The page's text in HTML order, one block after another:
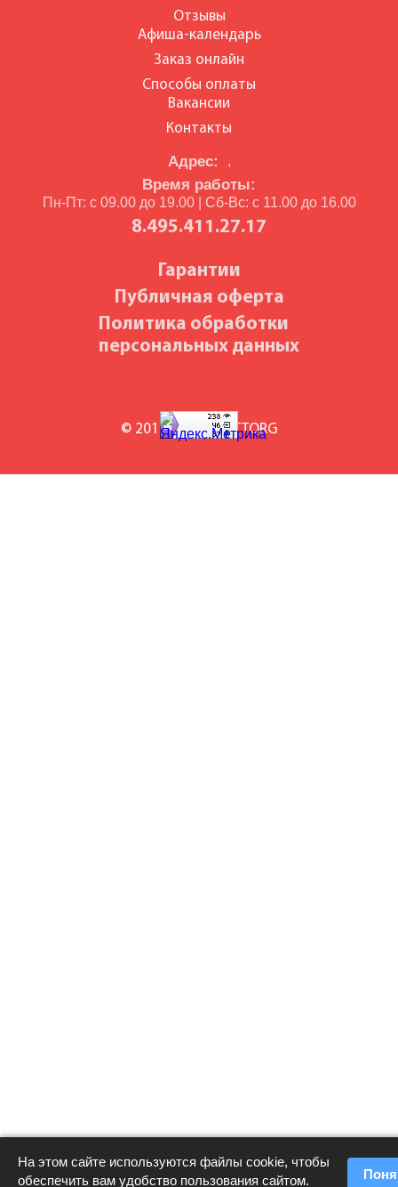
Адрес: ,
Время работы:
Пн-Пт: с 09.00 до 19.00 | Сб-Вс: с 11.00 до 16.00
8.495.411.27.17
Гарантии
Публичная оферта
Политика обработки
персональных данных
Отзывы
Афиша-календарь
Заказ онлайн
Способы оплаты
Вакансии
Контакты
© 2010-2026 BILETTORG
На этом сайте используются файлы cookie, чтобы
обеспечить вам удобство пользования сайтом.